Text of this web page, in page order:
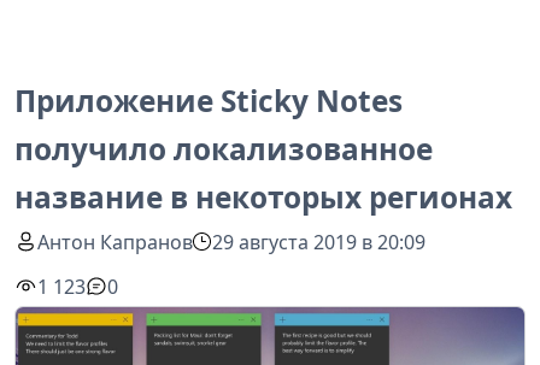
Приложение Sticky Notes
получило локализованное
название в некоторых регионах
Антон Капранов
29 августа 2019 в 20:09
1 123
0